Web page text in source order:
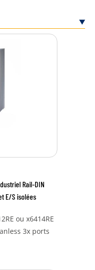
Rail-DIN
E/S isolées
ou x6414RE
3x ports